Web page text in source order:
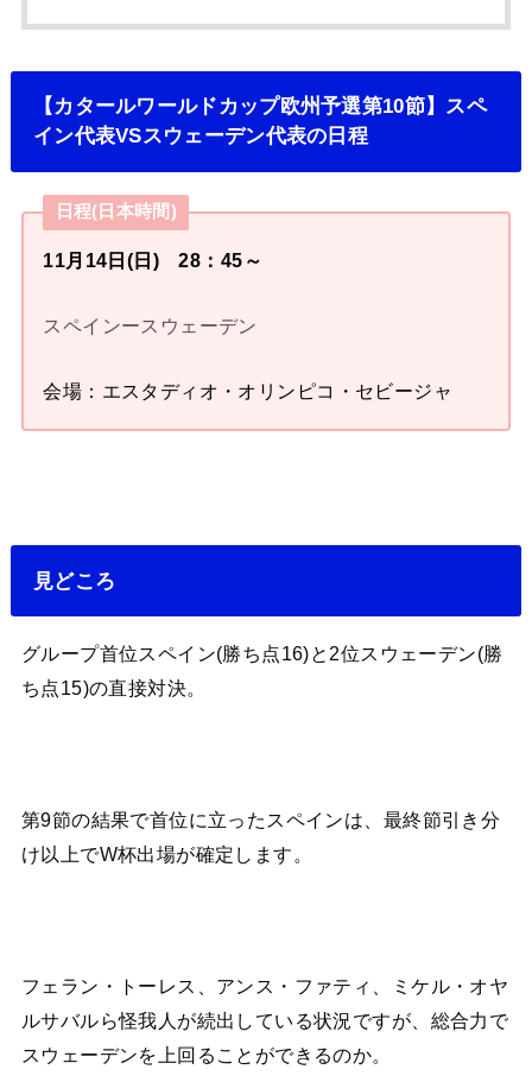
【カタールワールドカップ欧州予選第10節】スペ
イン代表VSスウェーデン代表の日程
日程(日本時間)
11月14日(日) 28：45～
スペインースウェーデン
会場：エスタディオ・オリンピコ・セビージャ
見どころ
グループ首位スペイン(勝ち点16)と2位スウェーデン(勝
ち点15)の直接対決。
第9節の結果で首位に立ったスペインは、最終節引き分
け以上でW杯出場が確定します。
フェラン・トーレス、アンス・ファティ、ミケル・オヤ
ルサバルら怪我人が続出している状況ですが、総合力で
スウェーデンを上回ることができるのか。